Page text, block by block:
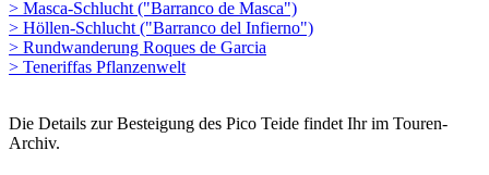
> Masca-Schlucht ("Barranco de Masca")
> Höllen-Schlucht ("Barranco del Infierno")
> Rundwanderung Roques de Garcia
> Teneriffas Pflanzenwelt
Die Details zur Besteigung des Pico Teide findet Ihr im Touren-
Archiv.